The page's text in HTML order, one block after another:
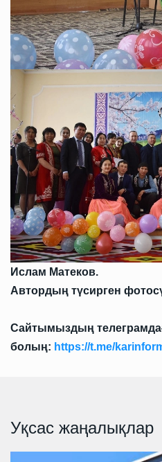
Ислам Матеков.
Автордың түсирген
Сайтымыздың
болың: https://t.me/
Уқсас жаңалықлар